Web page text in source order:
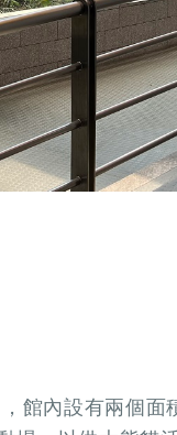
館內設有兩個面